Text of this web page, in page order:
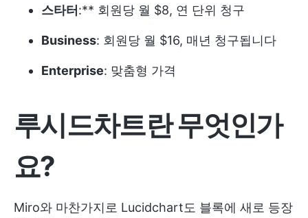
스타터 :** 회원당 월 $8, 연 단위 청구
Business: 회원당 월 $16, 매년 청구됩니다
Enterprise: 맞춤형 가격
루시드차트란 무엇인가
요?
Miro와 마찬가지로 Lucidchart도 블록에 새로 등장